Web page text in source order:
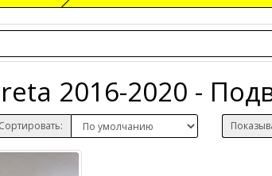
2016-2020 -
Сортировать: